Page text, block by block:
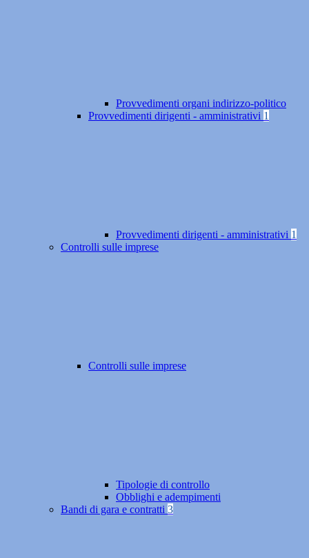
Provvedimenti organi indirizzo-politico
Provvedimenti dirigenti - amministrativi 1
Provvedimenti dirigenti - amministrativi 1
Controlli sulle imprese
Controlli sulle imprese
Tipologie di controllo
Obblighi e adempimenti
Bandi di gara e contratti 3